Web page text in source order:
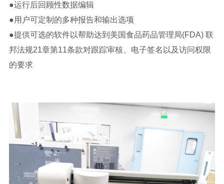
●运行后回顾性数据编辑
●用户可定制的多种报告和输出选项
●提供可选的软件以帮助达到美国食品药品管理局(FDA) 联
邦法规21章第11条款对跟踪审核、电子签名以及访问权限
的要求